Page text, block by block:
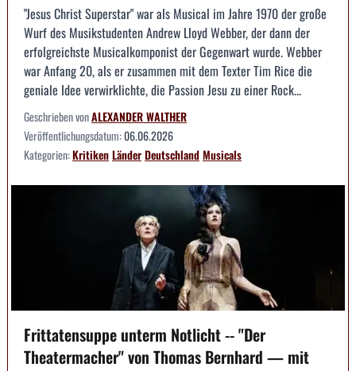
"Jesus Christ Superstar" war als Musical im Jahre 1970 der große
Wurf des Musikstudenten Andrew Lloyd Webber, der dann der
erfolgreichste Musicalkomponist der Gegenwart wurde. Webber
war Anfang 20, als er zusammen mit dem Texter Tim Rice die
geniale Idee verwirklichte, die Passion Jesu zu einer Rock...
Geschrieben vonALEXANDER WALTHER
Veröffentlichungsdatum:06.06.2026
Kategorien:KritikenLänderDeutschlandMusicals
Frittatensuppe unterm Notlicht -- "Der
Theatermacher" von Thomas Bernhard — mit